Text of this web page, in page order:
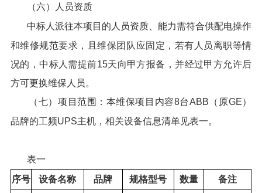
（六）人员资质
中标人派往本项目的人员资质、能力需符合供配电操作
和维修规范要求，且维保团队应固定，若有人员离职等情
况的，中标人需提前15天向甲方报备，并经过甲方允许后
方可更换维保人员。
（七）项目范围：本维保项目内容8台ABB（原GE）
品牌的工频UPS主机，相关设备信息清单见表一。
表一
序号 设备名称 品牌 规格型号 数量 备注